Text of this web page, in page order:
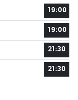
19:00
19:00
21:30
21:30